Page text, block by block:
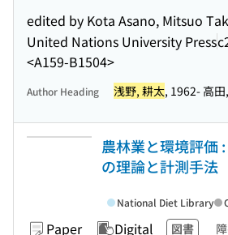
edited by Kota Asano, Mitsuo
United Nations University Press
<A159-B1504>
Author Heading 浅野, 耕太, 1962- 高
農林業と環境評価
の理論と計測手法
Paper Digital 図書
National Diet Library